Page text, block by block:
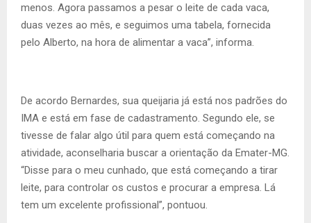
menos. Agora passamos a pesar o leite de cada vaca,
duas vezes ao mês, e seguimos uma tabela, fornecida
pelo Alberto, na hora de alimentar a vaca”, informa.
De acordo Bernardes, sua queijaria já está nos padrões do
IMA e está em fase de cadastramento. Segundo ele, se
tivesse de falar algo útil para quem está começando na
atividade, aconselharia buscar a orientação da Emater-MG.
“Disse para o meu cunhado, que está começando a tirar
leite, para controlar os custos e procurar a empresa. Lá
tem um excelente profissional”, pontuou.